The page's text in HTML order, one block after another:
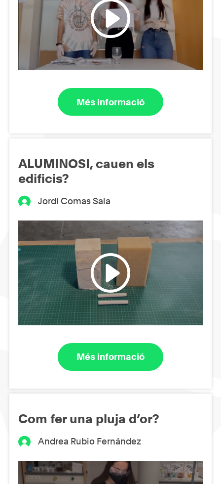
Més informació
ALUMINOSI, cauen els
edificis?
Jordi Comas Sala
Més informació
Com fer una pluja d’or?
Andrea Rubio Fernández